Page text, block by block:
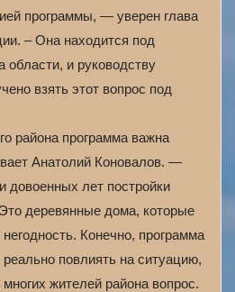
программы, — уверен глава
– Она находится под
области, и руководству
взять этот вопрос под
района программа важна
Анатолий Коновалов. —
лет постройки
деревянные дома, которые
Конечно, программа
повлиять на ситуацию,
жителей района вопрос.